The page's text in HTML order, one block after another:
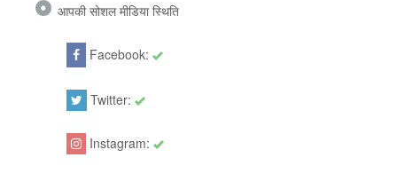
आपकी सोशल मीडिया स्थिति
Facebook:
Twitter:
Instagram: